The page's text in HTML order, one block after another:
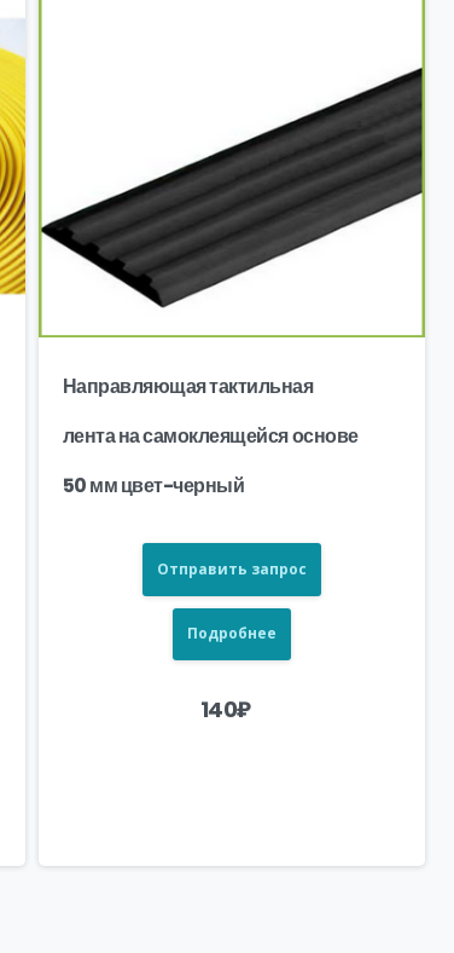
Направляющая тактильная
лента на самоклеящейся основе
50 мм цвет-черный
Отправить запрос
Подробнее
140₽